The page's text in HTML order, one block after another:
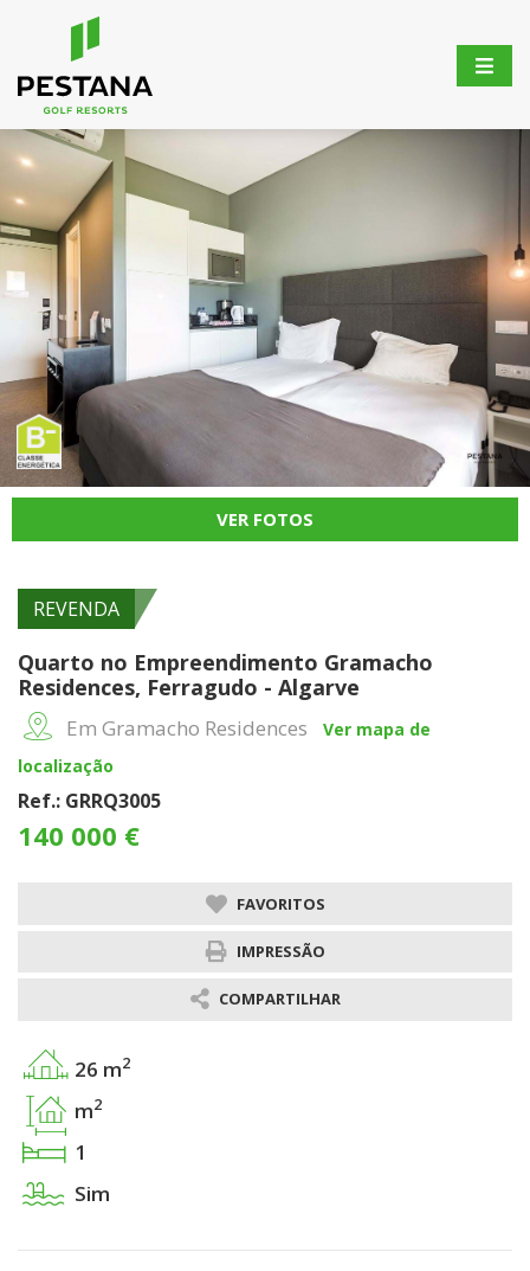
VER FOTOS
REVENDA
Quarto no Empreendimento Gramacho
Residences, Ferragudo - Algarve
Em Gramacho Residences
Ver mapa de
localização
Ref.: GRRQ3005
140 000 €
FAVORITOS
IMPRESSÃO
COMPARTILHAR
26 m2
m2
1
Sim